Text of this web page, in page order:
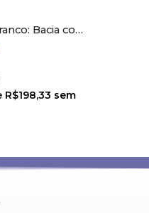
Cuba Topazio Ap Ralo 35x35x12 Br Venturi 01.01.011
R$114,98 sem